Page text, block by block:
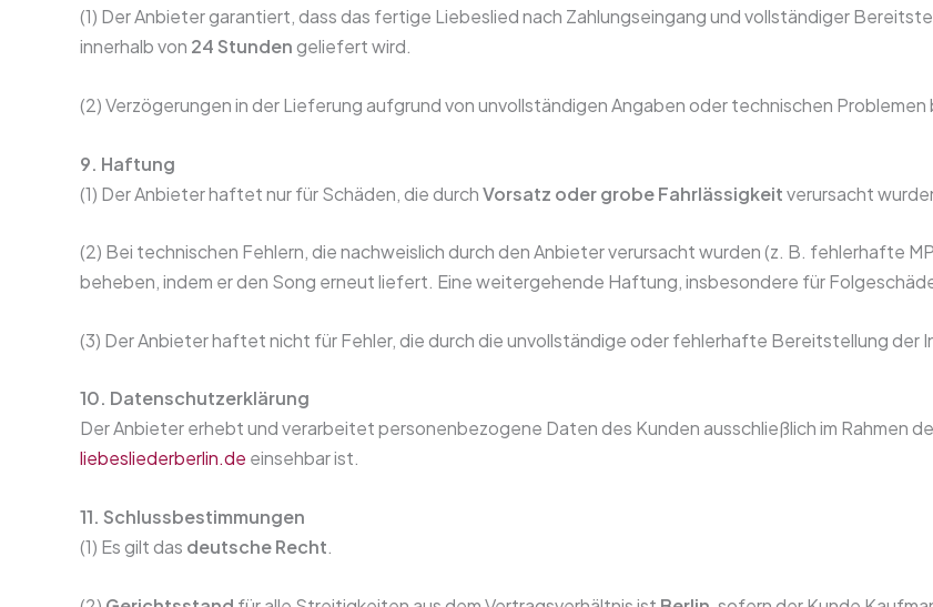
(1) Der Anbieter garantiert, dass das fertige Liebeslied nach Zahlungseingang und vollständiger
innerhalb von 24 Stundengeliefert wird.
(2) Verzögerungen in der Lieferung aufgrund von unvollständigen Angaben oder technischen
9. Haftung
(1) Der Anbieter haftet nur für Schäden, die durchVorsatz oder grobe Fahrlässigkeitverursacht
(2) Bei technischen Fehlern, die nachweislich durch den Anbieter verursacht wurden (z. B. fehlerhafte
beheben, indem er den Song erneut liefert. Eine weitergehende Haftung, insbesondere für
(3) Der Anbieter haftet nicht für Fehler, die durch die unvollständige oder fehlerhafte Bereitstellung der
10. Datenschutzerklärung
Der Anbieter erhebt und verarbeitet personenbezogene Daten des Kunden ausschließlich im Rahmen
liebesliederberlin.de einsehbar ist.
11. Schlussbestimmungen
(1) Es gilt das deutsche Recht.